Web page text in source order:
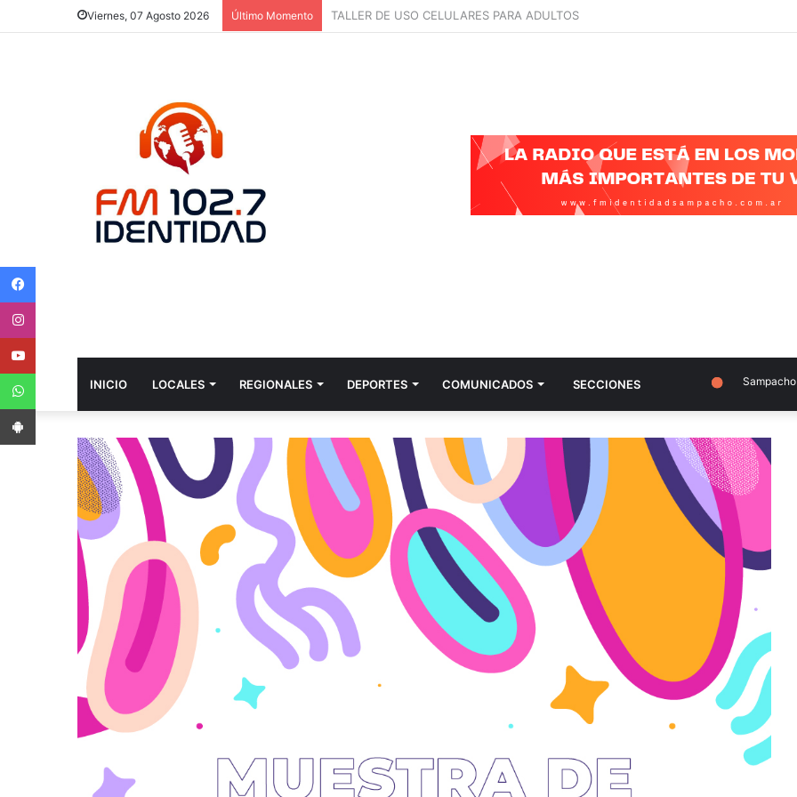
Viernes, 07 Agosto 2026 Último Momento “LO ÚNICO QUE BUSCAMOS ES JUSTICIA Y QUE SE CONOZCA LA VERDAD”
INICIO LOCALES REGIONALES DEPORTES COMUNICADOS SECCIONES Sampacho
App Android